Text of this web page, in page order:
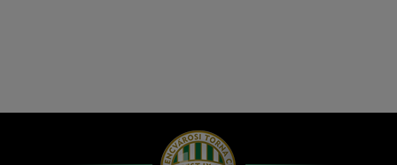
Hírek